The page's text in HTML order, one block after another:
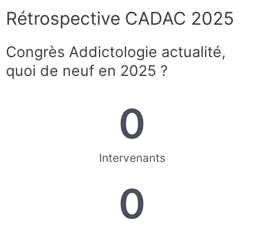
noter
Ce
site
Web
Rétrospective CADAC 2025
Congrès Addictologie actualité,
quoi de neuf en 2025 ?
Intervenants
0
0